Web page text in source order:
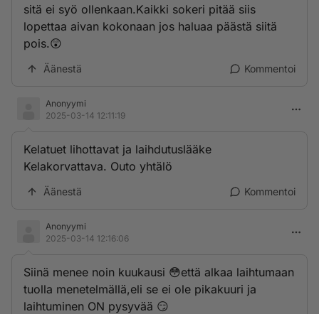
sitä ei syö ollenkaan.Kaikki sokeri pitää siis
lopettaa aivan kokonaan jos haluaa päästä siitä
pois.😲
Äänestä Kommentoi
Anonyymi
2025-03-14 12:11:19
Kelatuet lihottavat ja laihdutuslääke
Kelakorvattava. Outo yhtälö
Äänestä Kommentoi
Anonyymi
2025-03-14 12:16:06
Siinä menee noin kuukausi 😳että alkaa laihtumaan
tuolla menetelmällä,eli se ei ole pikakuuri ja
laihtuminen ON pysyvää 😏